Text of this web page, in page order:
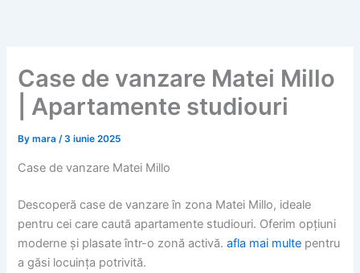
Case de vanzare Matei Millo
| Apartamente studiouri
Bymara/3 iunie 2025
Case de vanzare Matei Millo
Descoperă case de vanzare în zona Matei Millo, ideale
pentru cei care caută apartamente studiouri. Oferim opțiuni
moderne și plasate într-o zonă activă.afla mai multe pentru
a găsi locuința potrivită.